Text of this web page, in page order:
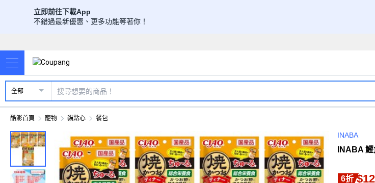
立即前往下載App
不錯過最新優惠、更多功能等著你！
全部
酷澎首頁 寵物 貓點心 餐包
INABA
INABA
6折